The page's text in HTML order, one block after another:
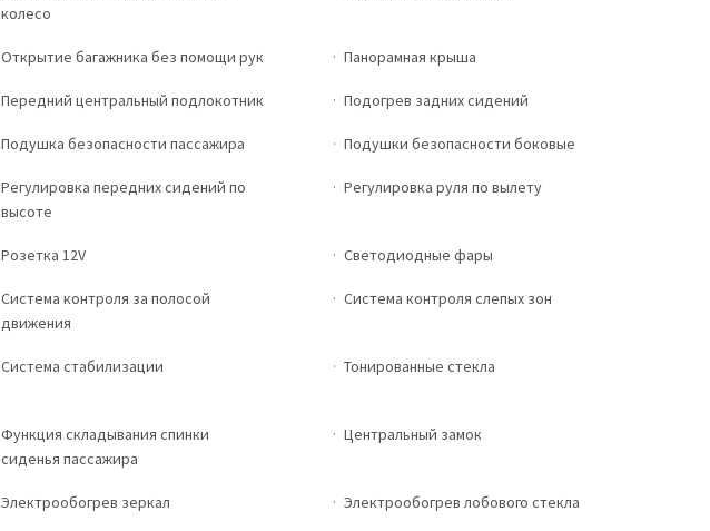
колесо
Открытие багажника без помощи рук Панорамная крыша
Передний центральный подлокотник Подогрев задних сидений
Подушка безопасности пассажира Подушки безопасности боковые
Регулировка передних сидений по
высоте
Регулировка руля по вылету
Розетка 12V Светодиодные фары
Система контроля за полосой
движения
Система контроля слепых зон
Система стабилизации Тонированные стекла
Функция складывания спинки
сиденья пассажира
Центральный замок
Электрообогрев зеркал Электрообогрев лобового стекла